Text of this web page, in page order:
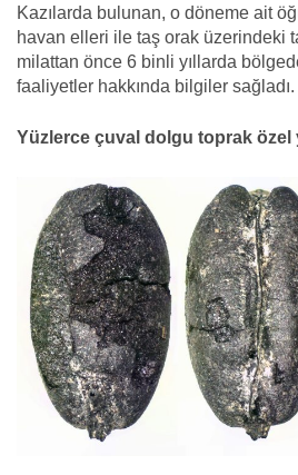
Kazılarda bulunan, o döneme ait
havan elleri ile taş orak üzerindeki
milattan önce 6 binli yıllarda
faaliyetler hakkında bilgiler sağladı.
Yüzlerce çuval dolgu toprak özel